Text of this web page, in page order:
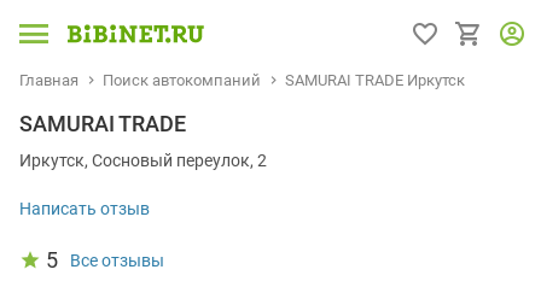
Главная Поиск автокомпаний SAMURAI TRADE Иркутск
SAMURAI TRADE
Иркутск, Сосновый переулок, 2
Написать отзыв
5 Все отзывы